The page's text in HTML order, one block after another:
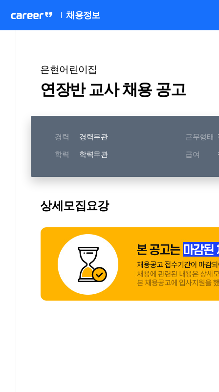
채용정보
은현어린이집
연장반 교사 채용 공고
경력 경력무관 근무형태
학력 학력무관 급여
상세모집요강